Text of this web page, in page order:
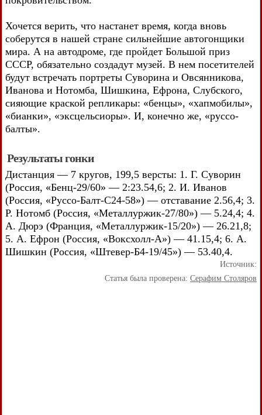
Хочется верить, что настанет время, когда вновь
соберутся в нашей стране сильнейшие автогонщики
мира. А на автодроме, где пройдет Большой приз
СССР, обязательно создадут музей. В нем посетителей
будут встречать портреты Суворина и Овсянникова,
Иванова и Нотомба, Шишкина, Ефрона, Слубского,
сияющие краской репликары: «бенцы», «хапмобилы»,
«бианки», «эксцельсиоры». И, конечно же, «руссо-
балты».
Результаты гонки
Дистанция — 7 кругов, 199,5 версты: 1. Г. Суворин
(Россия, «Бенц-29/60» — 2:23.54,6; 2. И. Иванов
(Россия, «Руссо-Балт-С24-58») — отставание 2.56,4; 3.
Р. Нотомб (Россия, «Металлуржик-27/80») — 5.24,4; 4.
А. Дюрэ (Франция, «Металлуржик-15/20») — 26.21,8;
5. А. Ефрон (Россия, «Воксхолл-А») — 41.15,4; 6. А.
Шишкин (Россия, «Штевер-Б4-19/45») — 53.40,4.
Источник:
Статья была проверена: Серафим Столяров